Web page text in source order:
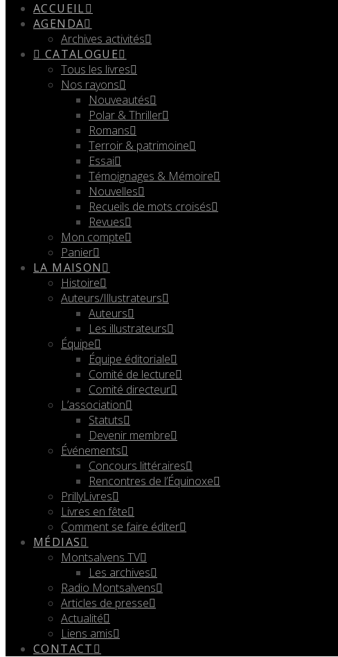
ACCUEIL
AGENDA
Archives activités
CATALOGUE
Tous les livres
Nos rayons
Nouveautés
Polar & Thriller
Romans
Terroir & patrimoine
Essai
Témoignages & Mémoire
Nouvelles
Recueils de mots croisés
Revues
Mon compte
Panier
LA MAISON
Histoire
Auteurs/Illustrateurs
Auteurs
Les illustrateurs
Équipe
Équipe éditoriale
Comité de lecture
Comité directeur
L’association
Statuts
Devenir membre
Événements
Concours littéraires
Rencontres de l’Équinoxe
PrillyLivres
Livres en fête
Comment se faire éditer
MÉDIAS
Montsalvens TV
Les archives
Radio Montsalvens
Articles de presse
Actualité
Liens amis
CONTACT